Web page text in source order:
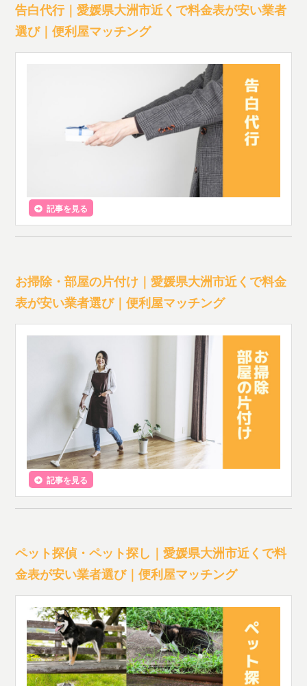
告白代行｜愛媛県大洲市近くで料金表が安い業者
選び｜便利屋マッチング
記事を見る
お掃除・部屋の片付け｜愛媛県大洲市近くで料金
表が安い業者選び｜便利屋マッチング
記事を見る
ペット探偵・ペット探し｜愛媛県大洲市近くで料
金表が安い業者選び｜便利屋マッチング